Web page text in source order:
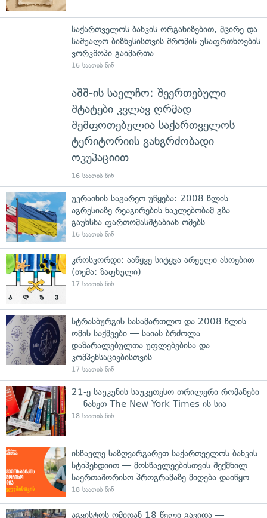
საქართველოს ბანკის ორგანიზებით, მცირე და
საშუალო ბიზნესისთვის შრომის უსაფრთხოების
ვორკშოპი გაიმართა
16 საათის წინ
აშშ-ის საელჩო: შეერთებული
შტატები კვლავ ღრმად
შეშფოთებულია საქართველოს
ტერიტორიის განგრძობადი
ოკუპაციით
16 საათის წინ
უკრაინის საგარეო უწყება: 2008 წლის
აგრესიაზე რეაგირების ნაკლებობამ გზა
გაუხსნა ფართომასშტაბიან ომებს
16 საათის წინ
კროსვორდი: ააწყვე სიტყვა არეული ასოებით
(თემა: ზაფხული)
17 საათის წინ
სტრასბურგის სასამართლო და 2008 წლის
ომის საქმეები — საიას ბრძოლა
დაზარალებულთა უფლებებისა და
კომპენსაციებისთვის
17 საათის წინ
21-ე საუკუნის საუკეთესო თრილერი რომანები
— ნახეთ The New York Times-ის სია
18 საათის წინ
ისწავლე საზღვარგარეთ საქართველოს ბანკის
სტიპენდიით — მოსწავლეებისთვის შექმნილ
საერთაშორისო პროგრამაზე მიღება დაიწყო
18 საათის წინ
აგვისტოს ომიდან 18 წელი გავიდა —